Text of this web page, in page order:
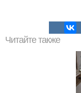
Читайте также